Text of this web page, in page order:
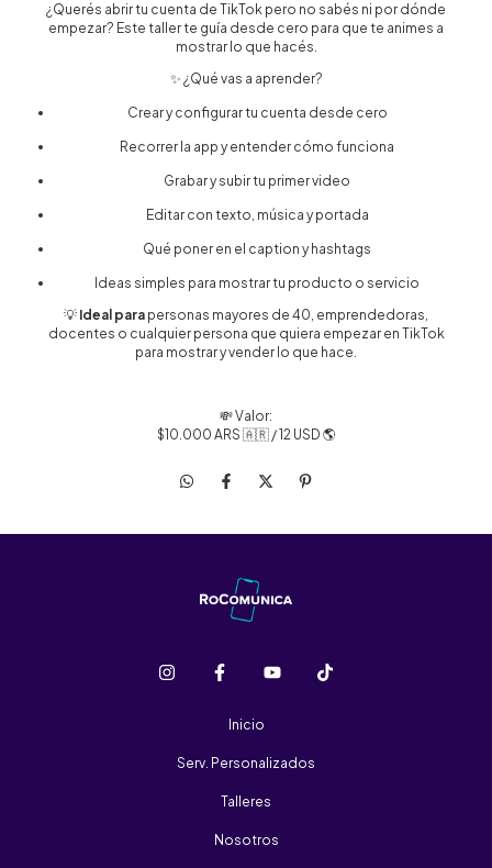
¿Querés abrir tu cuenta de TikTok pero no sabés ni por dónde
empezar? Este taller te guía desde cero para que te animes a
mostrar lo que hacés.
✨ ¿Qué vas a aprender?
Crear y configurar tu cuenta desde cero
Recorrer la app y entender cómo funciona
Grabar y subir tu primer video
Editar con texto, música y portada
Qué poner en el caption y hashtags
Ideas simples para mostrar tu producto o servicio
💡 Ideal para personas mayores de 40, emprendedoras,
docentes o cualquier persona que quiera empezar en TikTok
para mostrar y vender lo que hace.
💸 Valor:
$10.000 ARS 🇦🇷 / 12 USD 🌎
Inicio
Serv. Personalizados
Talleres
Nosotros